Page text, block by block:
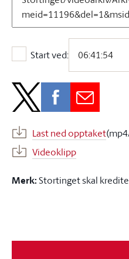
Start ved:
Start ved:
Last ned opptaket
Videoklipp
Merk:Stortinget skal